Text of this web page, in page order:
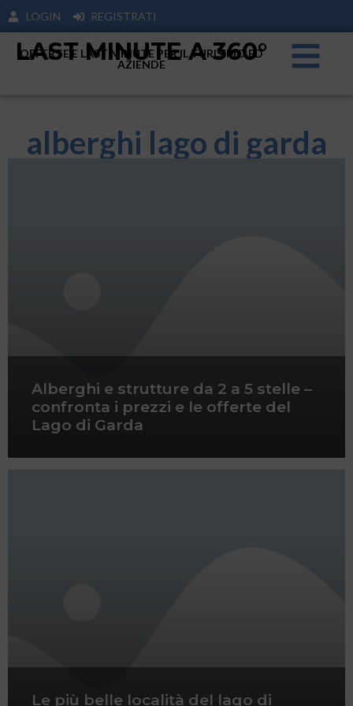
LOGIN REGISTRATI
LAST MINUTE A 360°
OFFERTE E LAST MINUTE PER IL TURISIMO ED
AZIENDE
alberghi lago di garda
Alberghi e strutture da 2 a 5 stelle –
confronta i prezzi e le offerte del
Lago di Garda
Le più belle località del lago di